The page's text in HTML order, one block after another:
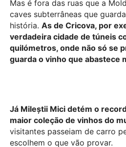
Mas é fora das ruas que a
caves subterrâneas que
história. As de Cricova, por
verdadeira cidade de túneis
quilómetros, onde não só se
guarda o vinho que abastece
Já Mileștii Mici detém o
maior coleção de vinhos do
visitantes passeiam de carro
escolhem o que vão provar.